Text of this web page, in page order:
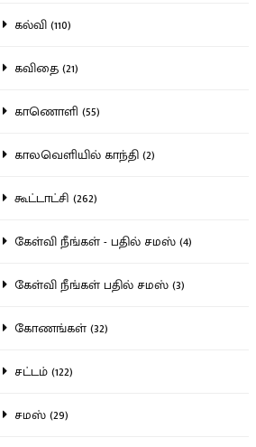
கல்வி (110)
கவிதை (21)
காணொளி (55)
காலவெளியில் காந்தி (2)
கூட்டாட்சி (262)
கேள்வி நீங்கள் - பதில் சமஸ் (4)
கேள்வி நீங்கள் பதில் சமஸ் (3)
கோணங்கள் (32)
சட்டம் (122)
சமஸ் (29)